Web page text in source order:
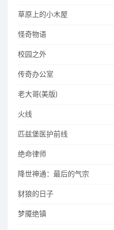
草原上的小木屋
怪奇物语
校园之外
传奇办公室
老大哥(美版)
火线
匹兹堡医护前线
绝命律师
降世神通：最后的气宗
豺狼的日子
梦魇绝镇